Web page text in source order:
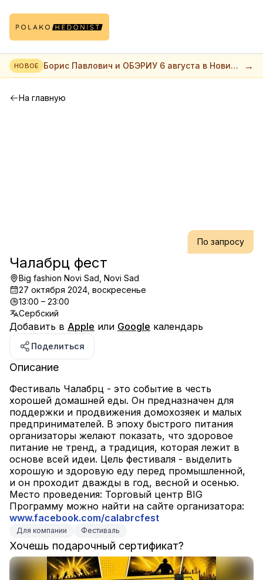
НОВОЕ
Борис Павлович и ОБЭРИУ 6 августа в Нови
саде
→
На главную
По запросу
Чалабрц фест
Big fashion Novi Sad, Novi Sad
27 октября 2024, воскресенье
13:00 – 23:00
Сербский
Добавить в Apple или Google календарь
Поделиться
Описание
Фестиваль Чалабрц - это событие в честь
хорошей домашней еды. Он предназначен для
поддержки и продвижения домохозяек и малых
предпринимателей. В эпоху быстрого питания
организаторы желают показать, что здоровое
питание не тренд, а традиция, которая лежит в
основе всей идеи. Цель фестиваля - выделить
хорошую и здоровую еду перед промышленной,
и он проходит дважды в год, весной и осенью.
Место проведения: Торговый центр BIG
www.facebook.com/calabrcfest
Для компании Фестиваль
Хочешь подарочный сертификат?